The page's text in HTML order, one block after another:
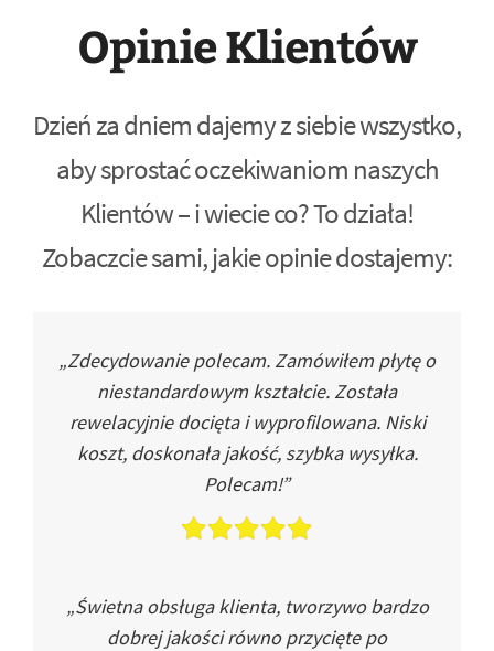
Opinie Klientów
Dzień za dniem dajemy z siebie wszystko,
aby sprostać oczekiwaniom naszych
Klientów – i wiecie co? To działa!
Zobaczcie sami, jakie opinie dostajemy:
„Zdecydowanie polecam. Zamówiłem płytę o
niestandardowym kształcie. Została
rewelacyjnie docięta i wyprofilowana. Niski
koszt, doskonała jakość, szybka wysyłka.
Polecam!”
„Świetna obsługa klienta, tworzywo bardzo
dobrej jakości równo przycięte po